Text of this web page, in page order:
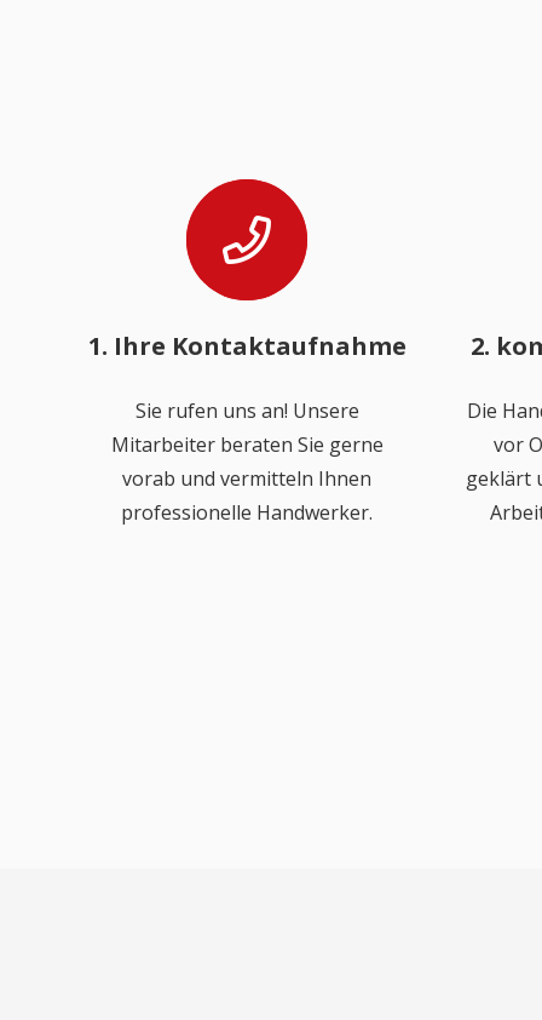
1. Ihre Kontaktaufnahme
Sie rufen uns an! Unsere
Mitarbeiter beraten Sie gerne
vorab und vermitteln Ihnen
professionelle Handwerker.
2.
Die
vor
geklärt